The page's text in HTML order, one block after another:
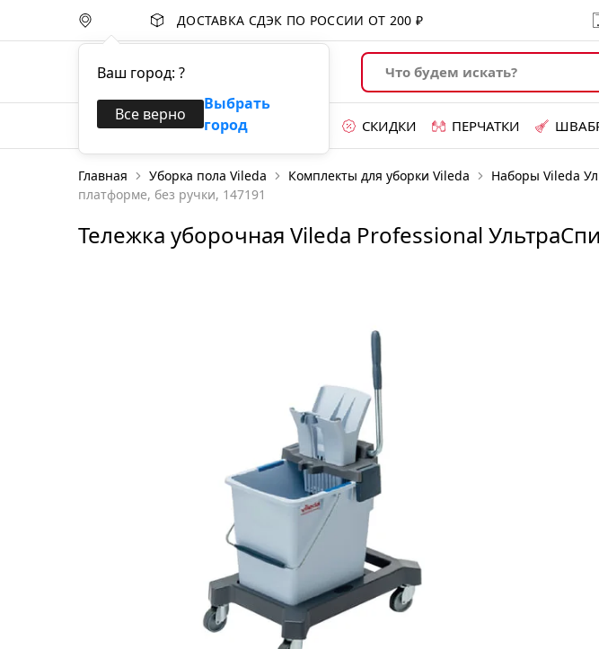
Ваш город: ?
Все верно
Выбрать
город
ДОСТАВКА СДЭК ПО РОССИИ ОТ 200 ₽
Каталог товаров
Уход за поверхностями
Губки и абразивы
Мытье окон и вертикальных
СКИДКИ ПЕРЧАТКИ
Главная Уборка пола Vileda Комплекты для уборки Vileda Наборы Vileda
платформе, без ручки, 147191
Тележка уборочная Vileda Professional